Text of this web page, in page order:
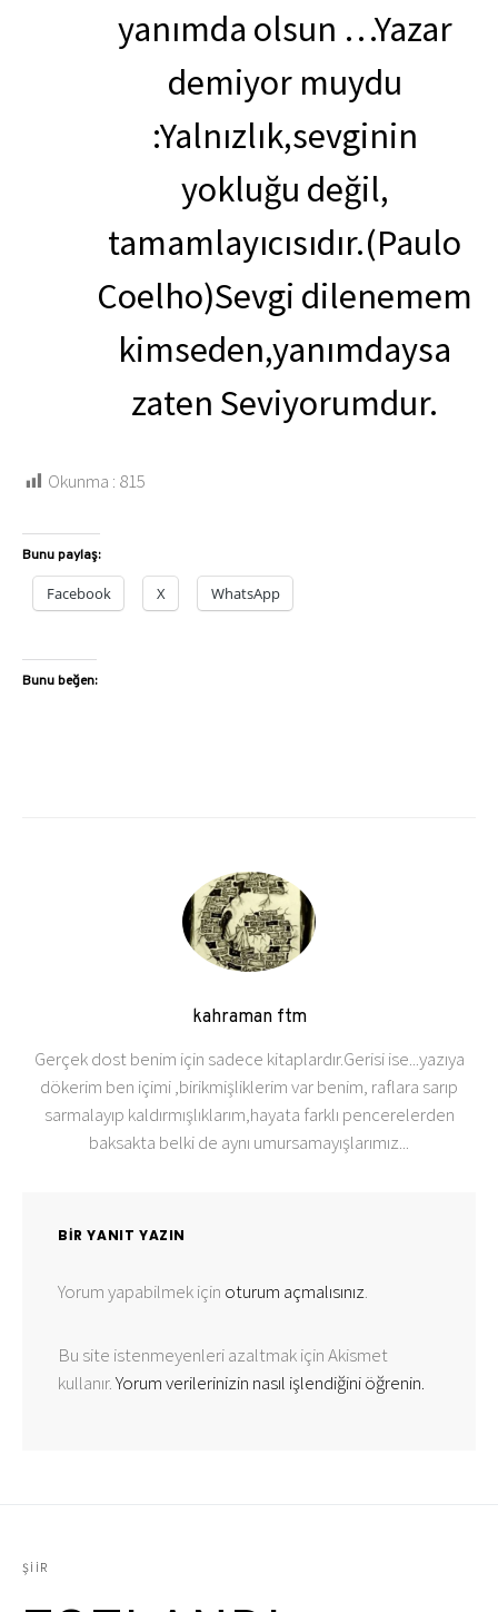
yanımda olsun …Yazar
demiyor muydu
:Yalnızlık,sevginin
yokluğu değil,
tamamlayıcısıdır.(Paulo
Coelho)Sevgi dilenemem
kimseden,yanımdaysa
zaten Seviyorumdur.
Okunma : 815
Bunu paylaş:
Facebook X WhatsApp
Bunu beğen:
kahraman ftm
Gerçek dost benim için sadece kitaplardır.Gerisi ise...yazıya
dökerim ben içimi ,birikmişliklerim var benim, raflara sarıp
sarmalayıp kaldırmışlıklarım,hayata farklı pencerelerden
baksakta belki de aynı umursamayışlarımız...
BIR YANIT YAZIN
Yorum yapabilmek için oturum açmalısınız.
Bu site istenmeyenleri azaltmak için Akismet
kullanır.Yorum verilerinizin nasıl işlendiğini öğrenin.
ŞIIR